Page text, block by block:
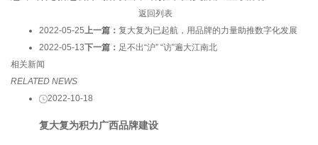
返回列表
2022-05-25上一篇： 复大复为已起航，用品牌的力量助推数字化发展
2022-05-13下一篇： 足不出“沪” “访”遍大江南北
相关新闻
RELATED NEWS
2022-10-18
复大复为积力广西品牌建设